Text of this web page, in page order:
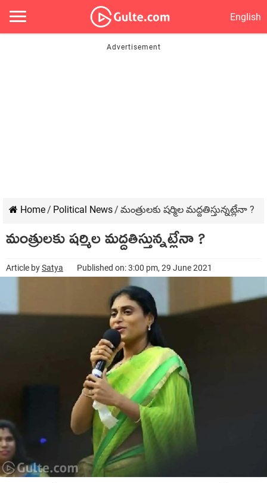
English
Home/ Political News/ మంత్రులకు షర్మిల మద్దతిస్తున్నట్లేనా ?
మంత్రులకు షర్మిల మద్దతిస్తున్నట్లేనా ?
Article bySatya Published on: 3:00 pm, 29 June 2021